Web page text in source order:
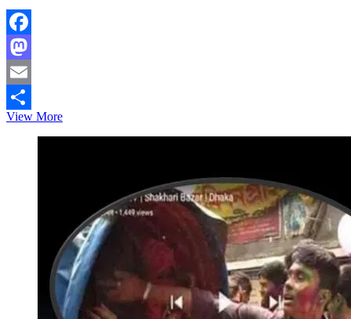
Facebook
Mastodon
Email
Share
View Moreডোন্ট